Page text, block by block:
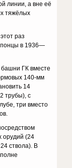
линии, а вне её
тяжёлых
раз
в 1936—
башни ГК вместе
140-мм
14
трубы), с
три вместо
орудий (24
ствола). В